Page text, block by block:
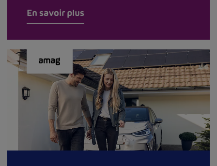
En savoir plus